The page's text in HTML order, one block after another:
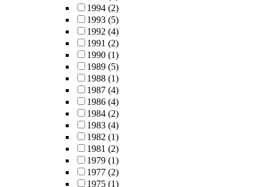
1994 (2)
1993 (5)
1992 (4)
1991 (2)
1990 (1)
1989 (5)
1988 (1)
1987 (4)
1986 (4)
1984 (2)
1983 (4)
1982 (1)
1981 (2)
1979 (1)
1977 (2)
1975 (1)